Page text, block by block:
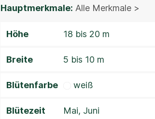
Hauptmerkmale: Alle Merkmale >
Höhe 18 bis 20 m
Breite 5 bis 10 m
Blütenfarbe weiß
Blütezeit Mai, Juni